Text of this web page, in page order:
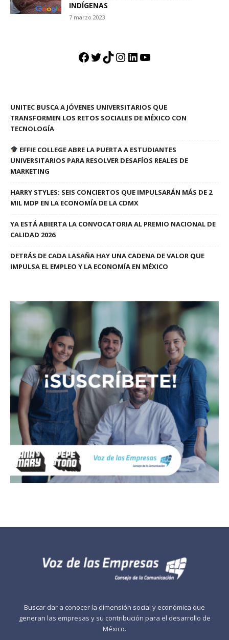
INDÍGENAS
7 marzo 2023
Facebook
Twitter
TikTok
Instagram
LinkedIn
YouTube
UNITEC BUSCA A JÓVENES UNIVERSITARIOS QUE
TRANSFORMEN LOS RETOS SOCIALES DE MÉXICO CON
TECNOLOGÍA
EFFIE COLLEGE ABRE LA PUERTA A ESTUDIANTES
UNIVERSITARIOS PARA RESOLVER DESAFÍOS REALES DE
MARKETING
HARRY STYLES: SEIS CONCIERTOS QUE IMPULSARÁN MÁS DE 2
MIL MDP EN LA ECONOMÍA DE LA CDMX
YA ESTÁ ABIERTA LA CONVOCATORIA AL PREMIO NACIONAL DE
CALIDAD 2026
DETRÁS DE CADA LASAÑA HAY UNA CADENA DE VALOR QUE
IMPULSA EL EMPLEO Y LA ECONOMÍA EN MÉXICO
Buscar dar a conocer la dimensión social y económica que
generan las empresas y su contribución para el desarrollo de
México.